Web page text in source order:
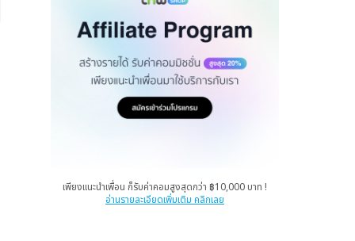
เพียงแนะนำเพื่อน ก็รับค่าคอมสูงสุดกว่า ฿10,000 บาท !
อ่านรายละเอียดเพิ่มเติม คลิกเลย